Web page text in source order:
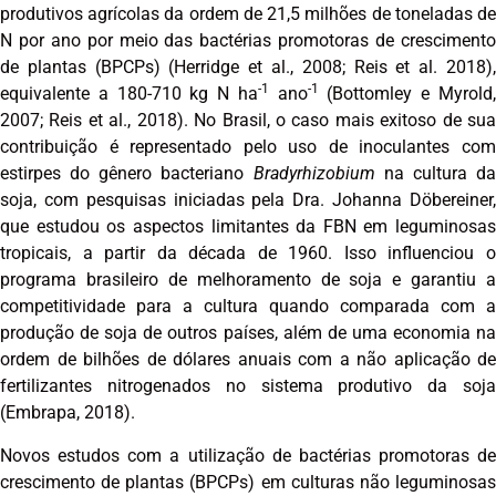
produtivos agrícolas da ordem de 21,5 milhões de toneladas de
N por ano por meio das bactérias promotoras de crescimento
de plantas (BPCPs) (Herridge et al., 2008; Reis et al. 2018),
equivalente a 180-710 kg N ha-1 ano-1
(Bottomley e Myrold,
2007; Reis et al., 2018). No Brasil, o caso mais exitoso de sua
contribuição é representado pelo uso de inoculantes com
estirpes do gênero bacteriano Bradyrhizobium na cultura da
soja, com pesquisas iniciadas pela Dra. Johanna Döbereiner,
que estudou os aspectos limitantes da FBN em leguminosas
tropicais, a partir da década de 1960. Isso influenciou o
programa brasileiro de melhoramento de soja e garantiu a
competitividade para a cultura quando comparada com a
produção de soja de outros países, além de uma economia na
ordem de bilhões de dólares anuais com a não aplicação de
fertilizantes nitrogenados no sistema produtivo da soja
(Embrapa, 2018).
Novos estudos com a utilização de bactérias promotoras de
crescimento de plantas (BPCPs) em culturas não leguminosas